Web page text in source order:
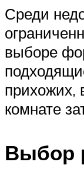
Среди
выборе
прихожих,
комнате
Выбор